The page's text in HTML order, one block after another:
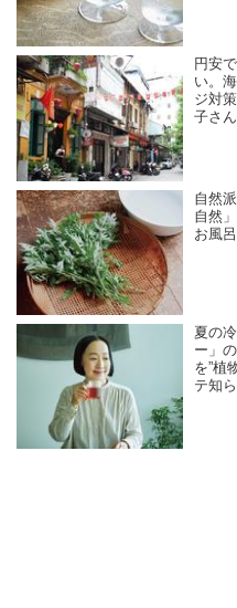
円安
い。
ジ対
子さ
自然
自然
お風
夏の
ー」
を”植
テ知